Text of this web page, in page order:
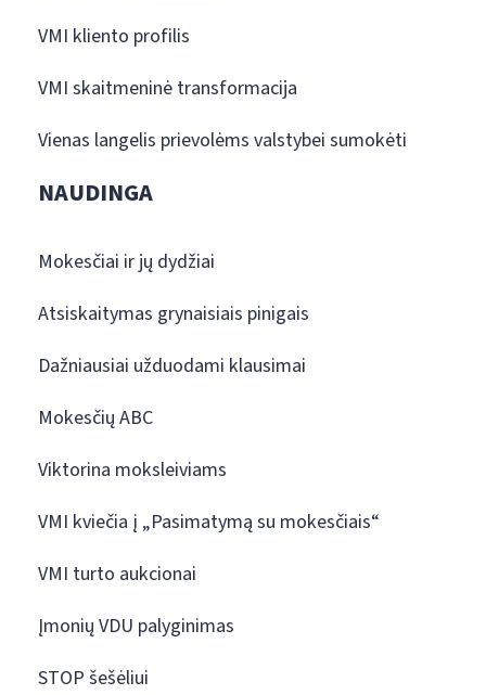
VMI kliento profilis
VMI skaitmeninė transformacija
Vienas langelis prievolėms valstybei sumokėti
NAUDINGA
Mokesčiai ir jų dydžiai
Atsiskaitymas grynaisiais pinigais
Dažniausiai užduodami klausimai
Mokesčių ABC
Viktorina moksleiviams
VMI kviečia į „Pasimatymą su mokesčiais“
VMI turto aukcionai
Įmonių VDU palyginimas
STOP šešėliui